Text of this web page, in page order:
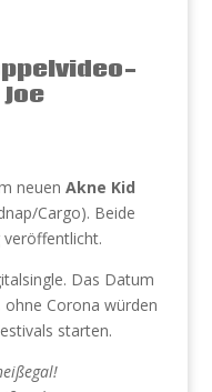
neuen Akne Kid
Cargo). Beide
veröffentlicht.
Das Datum
ohne Corona würden
starten.